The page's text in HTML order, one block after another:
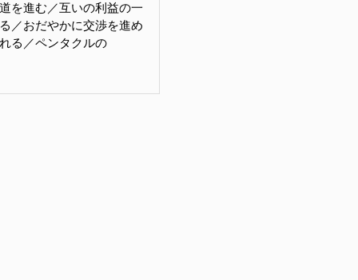
を進む／互いの利益の一
／おだやかに交渉を進め
る／ペンタクルの